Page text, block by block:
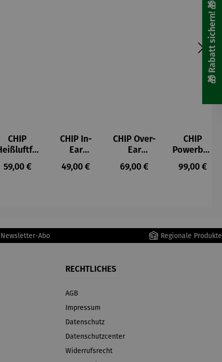
CHIP
tteuse
Regulärer Preis:
59,00 €
CHIP In-
Ear
Kopfhörer
Schwarz
Regulärer Preis:
49,00 €
CHIP Over-
Ear
Kopfhörer
Regulärer Preis:
69,00 €
CHIP
Powerban
k
Regulärer
99,00 €
Abo Regionale Produkte
RECHTLICHES
AGB
Impressum
Datenschutz
Datenschutzcenter
Widerrufsrecht
🎁 Rabatt sichern! 🎁